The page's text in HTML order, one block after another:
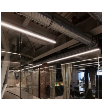
Loading